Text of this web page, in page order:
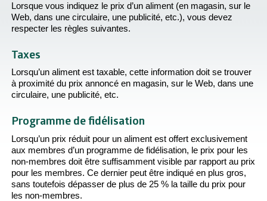
Lorsque vous indiquez le prix d’un aliment (en magasin, sur le
Web, dans une circulaire, une publicité, etc.), vous devez
respecter les règles suivantes.
Taxes
Lorsqu’un aliment est taxable, cette information doit se trouver
à proximité du prix annoncé en magasin, sur le Web, dans une
circulaire, une publicité, etc.
Programme de fidélisation
Lorsqu’un prix réduit pour un aliment est offert exclusivement
aux membres d’un programme de fidélisation, le prix pour les
non-membres doit être suffisamment visible par rapport au prix
pour les membres. Ce dernier peut être indiqué en plus gros,
sans toutefois dépasser de plus de 25 % la taille du prix pour
les non-membres.